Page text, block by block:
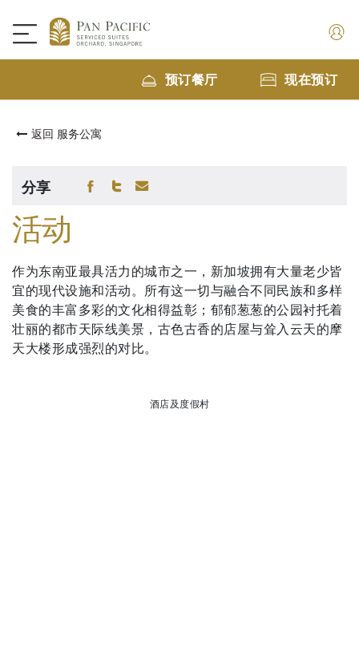
预订餐厅 现在预订
返回 服务公寓
分享
活动
作为东南亚最具活力的城市之一，新加坡拥有大量老少皆
宜的现代设施和活动。所有这一切与融合不同民族和多样
美食的丰富多彩的文化相得益彰；郁郁葱葱的公园衬托着
壮丽的都市天际线美景，古色古香的店屋与耸入云天的摩
天大楼形成强烈的对比。
酒店及度假村